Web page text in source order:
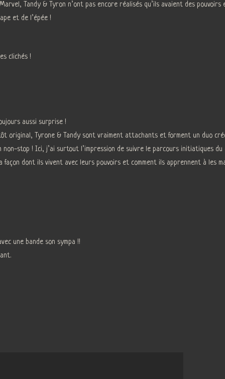
Tandy & Tyron n’ont pas encore réalisés qu’ils avaient des
et de l’épée !
clichés !
aussi surprise !
original, Tyrone & Tandy sont vraiment attachants et forment un duo
stop ! Ici, j’ai surtout l’impression de suivre le parcours initiatiques du
façon dont ils vivent avec leurs pouvoirs et comment ils apprennent à les
une bande son sympa !!